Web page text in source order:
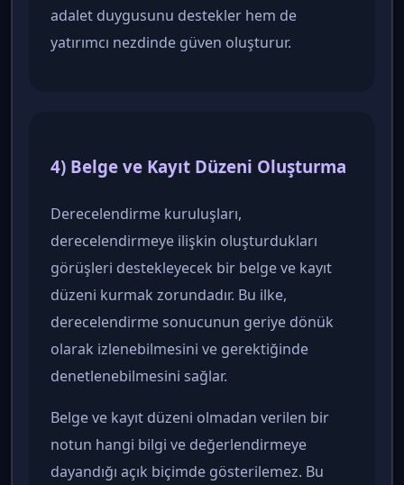
adalet duygusunu destekler hem de
yatırımcı nezdinde güven oluşturur.
4) Belge ve Kayıt Düzeni Oluşturma
Derecelendirme kuruluşları,
derecelendirmeye ilişkin oluşturdukları
görüşleri destekleyecek bir belge ve kayıt
düzeni kurmak zorundadır. Bu ilke,
derecelendirme sonucunun geriye dönük
olarak izlenebilmesini ve gerektiğinde
denetlenebilmesini sağlar.
Belge ve kayıt düzeni olmadan verilen bir
notun hangi bilgi ve değerlendirmeye
dayandığı açık biçimde gösterilemez. Bu